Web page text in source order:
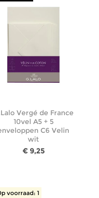
Vergé de France
10vel A5 + 5
C6 Velin
wit
€ 9,25
voorraad: 1